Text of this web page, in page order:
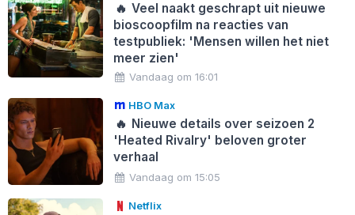
🔥 Veel naakt geschrapt uit nieuwe
bioscoopfilm na reacties van
testpubliek: 'Mensen willen het niet
meer zien'
Vandaag om 16:01
HBO Max
🔥 Nieuwe details over seizoen 2
'Heated Rivalry' beloven groter
verhaal
Vandaag om 15:05
Netflix